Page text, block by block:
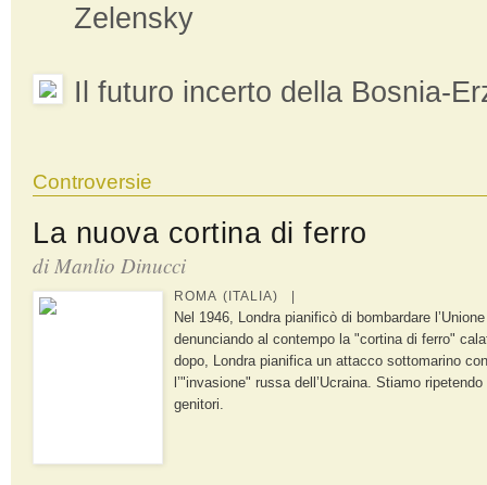
Zelensky
Il futuro incerto della Bosnia-
Controversie
La nuova cortina di ferro
di Manlio Dinucci
ROMA (ITALIA) |
Nel 1946, Londra pianificò di bombardare
denunciando al contempo la "cortina di ferro"
dopo, Londra pianifica un attacco sottomarino
l’"invasione" russa dell’Ucraina. Stiamo
genitori.